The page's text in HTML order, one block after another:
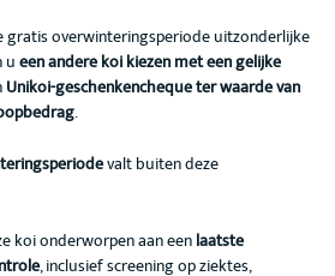
gratis overwinteringsperiode uitzonderlijke
ueen andere koi kiezen met een gelijke
Unikoi-geschenkencheque ter waarde van
.
valt buiten deze
koi onderworpen aan eenlaatste
, inclusief screening op ziektes,